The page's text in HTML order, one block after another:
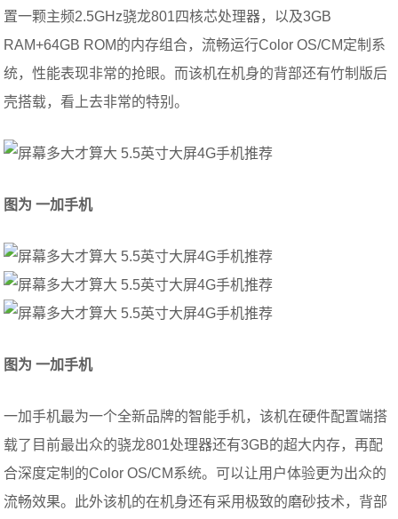
置一颗主频2.5GHz骁龙801四核芯处理器，以及3GB
RAM+64GB ROM的内存组合，流畅运行Color OS/CM定制系
统，性能表现非常的抢眼。而该机在机身的背部还有竹制版后
壳搭载，看上去非常的特别。
图为 一加手机
图为 一加手机
一加手机最为一个全新品牌的智能手机，该机在硬件配置端搭
载了目前最出众的骁龙801处理器还有3GB的超大内存，再配
合深度定制的Color OS/CM系统。可以让用户体验更为出众的
流畅效果。此外该机的在机身还有采用极致的磨砂技术，背部